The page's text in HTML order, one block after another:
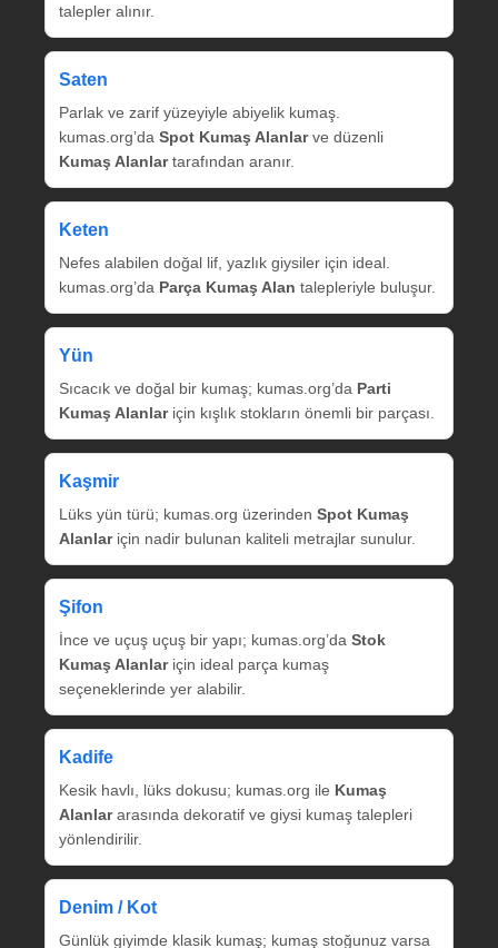
talepler alınır.
Saten
Parlak ve zarif yüzeyiyle abiyelik kumaş.
kumas.org’da Spot Kumaş Alanlarve düzenli
Kumaş Alanlartarafından aranır.
Keten
Nefes alabilen doğal lif, yazlık giysiler için ideal.
kumas.org’da Parça Kumaş Alan talepleriyle buluşur.
Yün
Sıcacık ve doğal bir kumaş; kumas.org’da Parti
Kumaş Alanlariçin kışlık stokların önemli bir parçası.
Kaşmir
Lüks yün türü; kumas.org üzerinden Spot Kumaş
Alanlariçin nadir bulunan kaliteli metrajlar sunulur.
Şifon
İnce ve uçuş uçuş bir yapı; kumas.org’da Stok
Kumaş Alanlariçin ideal parça kumaş
seçeneklerinde yer alabilir.
Kadife
Kesik havlı, lüks dokusu; kumas.org ile Kumaş
Alanlararasında dekoratif ve giysi kumaş talepleri
yönlendirilir.
Denim / Kot
Günlük giyimde klasik kumaş; kumaş stoğunuz varsa